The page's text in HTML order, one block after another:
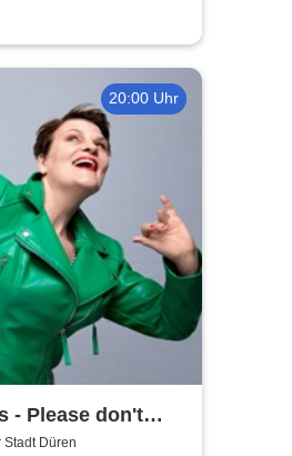
20:00 Uhr
- Please don't
Stadt Düren